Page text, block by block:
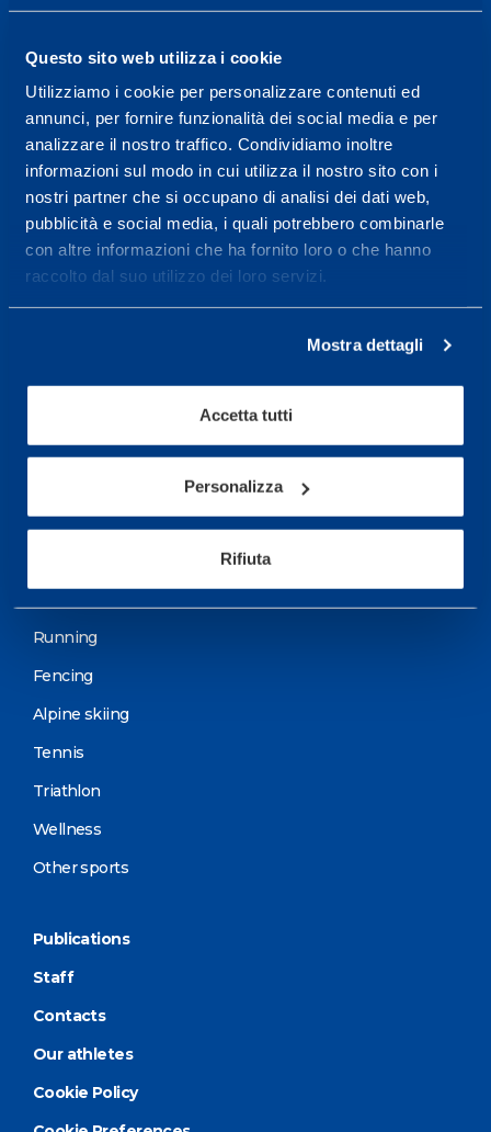
Questo sito web utilizza i cookie
Utilizziamo i cookie per personalizzare contenuti ed
annunci, per fornire funzionalità dei social media e per
analizzare il nostro traffico. Condividiamo inoltre
informazioni sul modo in cui utilizza il nostro sito con i
nostri partner che si occupano di analisi dei dati web,
pubblicità e social media, i quali potrebbero combinarle
con altre informazioni che ha fornito loro o che hanno
raccolto dal suo utilizzo dei loro servizi.
Mostra dettagli
Accetta tutti
Personalizza
Rifiuta
Service center for high
performance and well-
being.
More informations
Services
Sport
Cycling and MTB
Running
Fencing
Alpine skiing
Tennis
Triathlon
Wellness
Other sports
Publications
Staff
Contacts
Our athletes
Cookie Policy